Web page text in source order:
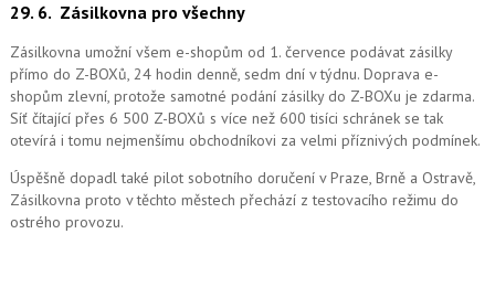
29. 6. Zásilkovna pro všechny
Zásilkovna umožní všem e-shopům od 1. července podávat zásilky
přímo do Z-BOXů, 24 hodin denně, sedm dní v týdnu. Doprava e-
shopům zlevní, protože samotné podání zásilky do Z-BOXu je zdarma.
Síť čítající přes 6 500 Z-BOXů s více než 600 tisíci schránek se tak
otevírá i tomu nejmenšímu obchodníkovi za velmi příznivých podmínek.
Úspěšně dopadl také pilot sobotního doručení v Praze, Brně a Ostravě,
Zásilkovna proto v těchto městech přechází z testovacího režimu do
ostrého provozu.